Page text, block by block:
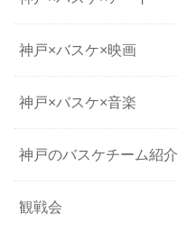
神戸×バスケ×映画
神戸×バスケ×音楽
神戸のバスケチーム紹介
観戦会